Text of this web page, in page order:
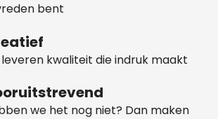
bent
leveren kwaliteit die indruk maakt
we het nog niet? Dan maken